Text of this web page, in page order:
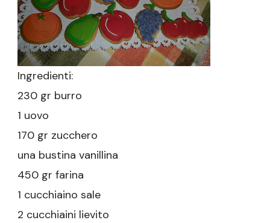
Ingredienti:
230 gr burro
1 uovo
170 gr zucchero
una bustina vanillina
450 gr farina
1 cucchiaino sale
2 cucchiaini lievito